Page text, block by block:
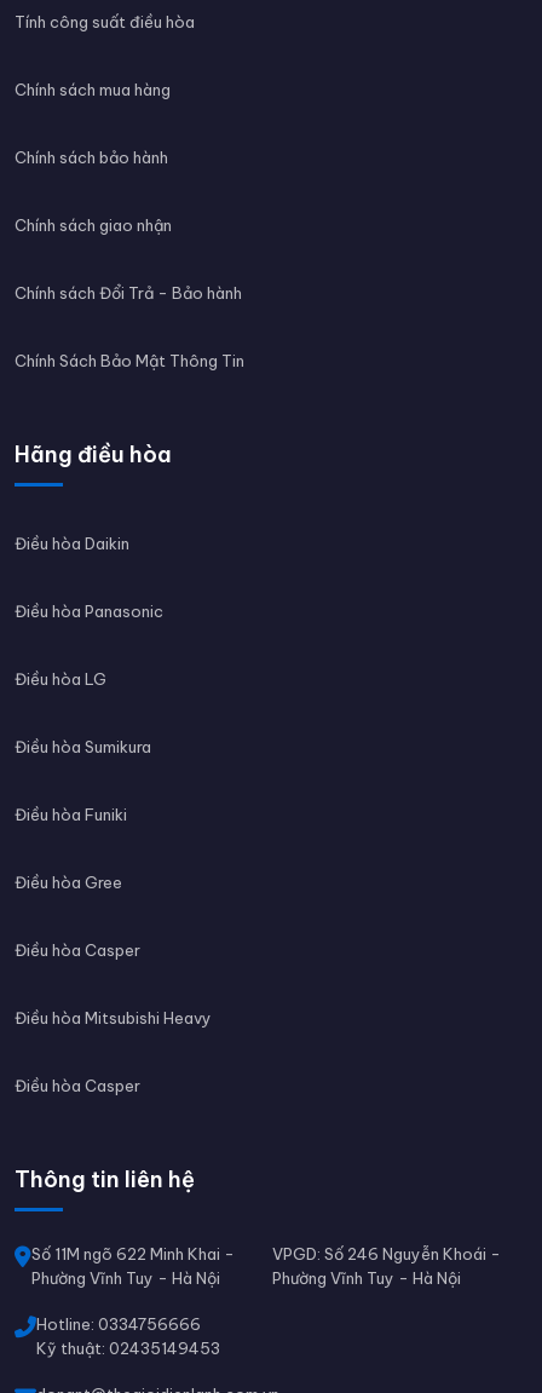
Tính công suất điều hòa
Chính sách mua hàng
Chính sách bảo hành
Chính sách giao nhận
Chính sách Đổi Trả - Bảo hành
Chính Sách Bảo Mật Thông Tin
Hãng điều hòa
Điều hòa Daikin
Điều hòa Panasonic
Điều hòa LG
Điều hòa Sumikura
Điều hòa Funiki
Điều hòa Gree
Điều hòa Casper
Điều hòa Mitsubishi Heavy
Điều hòa Casper
Thông tin liên hệ
Số 11M ngõ 622 Minh Khai -
Phường Vĩnh Tuy - Hà Nội
VPGD: Số 246 Nguyễn Khoái -
Phường Vĩnh Tuy - Hà Nội
Hotline: 0334756666
Kỹ thuật: 02435149453